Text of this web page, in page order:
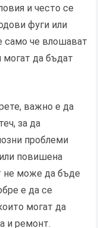
и често се
фуги или
само че влошават
да бъдат
важно е да
за да
проблеми
повишена
не може да бъде
е да се
могат да
и ремонт.